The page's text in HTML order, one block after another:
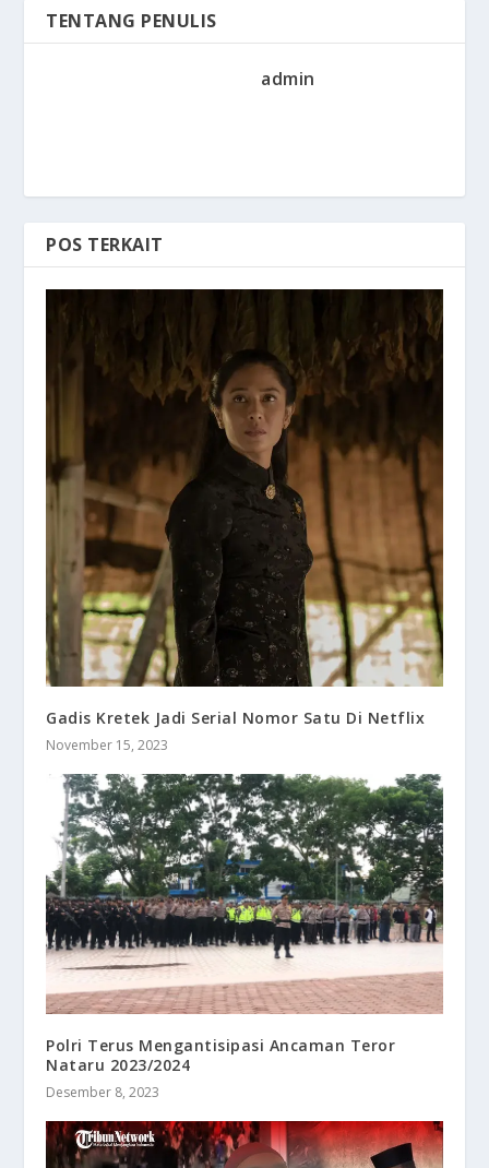
TENTANG PENULIS
admin
POS TERKAIT
Gadis Kretek Jadi Serial Nomor Satu Di Netflix
November 15, 2023
Polri Terus Mengantisipasi Ancaman Teror
Nataru 2023/2024
Desember 8, 2023